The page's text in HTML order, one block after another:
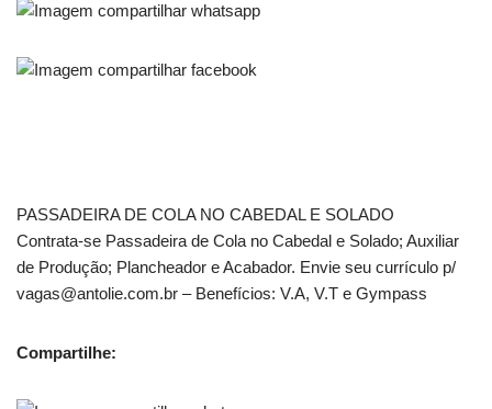
PASSADEIRA DE COLA NO CABEDAL E SOLADO
Contrata-se Passadeira de Cola no Cabedal e Solado; Auxiliar
de Produção; Plancheador e Acabador. Envie seu currículo p/
vagas@antolie.com.br – Benefícios: V.A, V.T e Gympass
Compartilhe: